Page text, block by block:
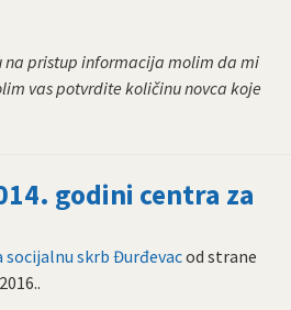
na pristup informacija molim da mi
vas potvrdite količinu novca koje
godini centra za
socijalnu skrb Đurđevacod strane
.